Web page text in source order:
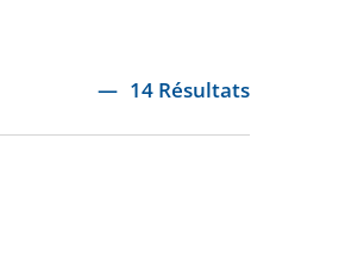
14 Résultats